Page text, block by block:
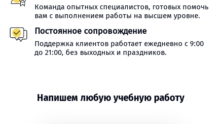
Команда опытных специалистов, готовых помочь
вам с выполнением работы на высшем уровне.
Постоянное сопровождение
Поддержка клиентов работает ежедневно с 9:00
до 21:00, без выходных и праздников.
Напишем любую учебную работу